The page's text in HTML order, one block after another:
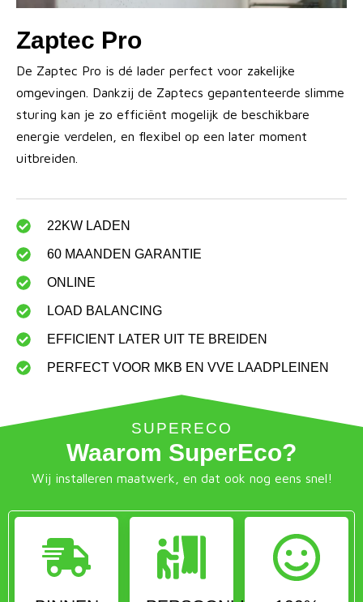
Zaptec Pro
De Zaptec Pro is dé lader perfect voor zakelijke
omgevingen. Dankzij de Zaptecs gepantenteerde slimme
sturing kan je zo efficiënt mogelijk de beschikbare
energie verdelen, en flexibel op een later moment
uitbreiden.
22KW LADEN
60 MAANDEN GARANTIE
ONLINE
LOAD BALANCING
EFFICIENT LATER UIT TE BREIDEN
PERFECT VOOR MKB EN VVE LAADPLEINEN
SUPERECO
Waarom SuperEco?
Wij installeren maatwerk, en dat ook nog eens snel!